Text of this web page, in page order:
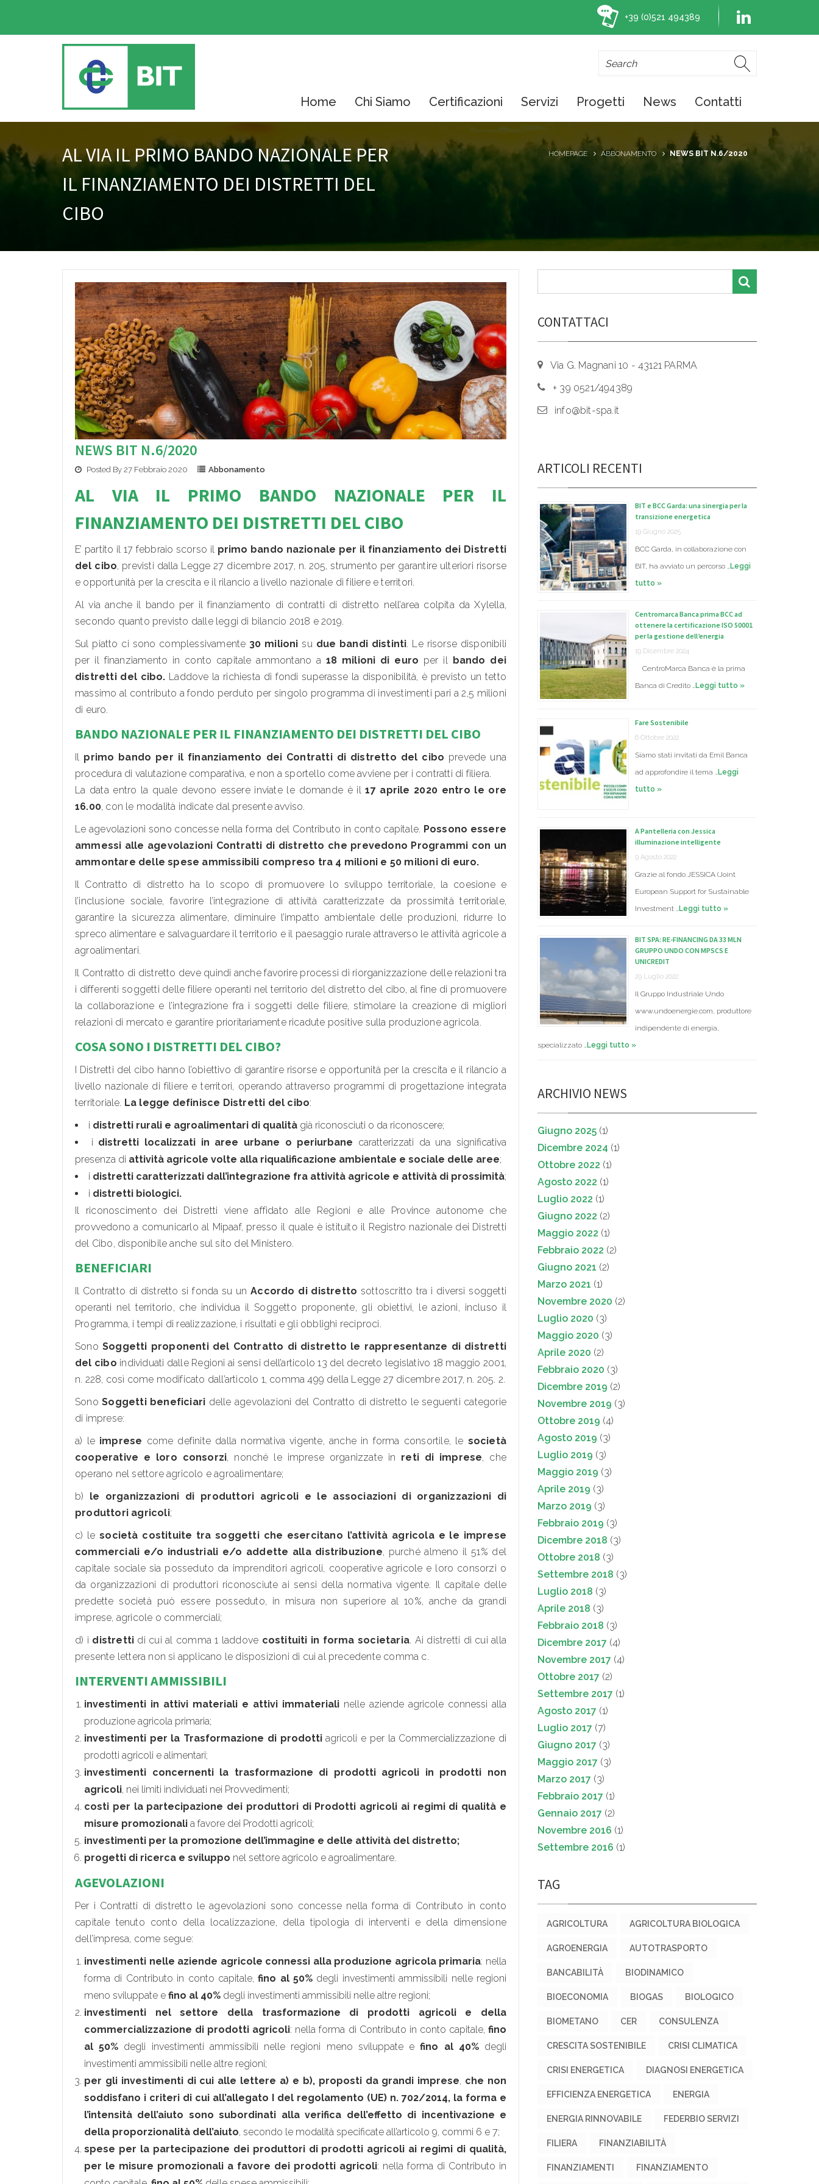
+39 (0)521 494389
Home Chi Siamo Certificazioni Servizi Progetti News Contatti
AL VIA IL PRIMO BANDO NAZIONALE PER
IL FINANZIAMENTO DEI DISTRETTI DEL
CIBO
HOMEPAGE ABBONAMENTO NEWS BIT N.6/2020
NEWS BIT N.6/2020
Posted By 27 Febbraio 2020 Abbonamento
AL VIA IL PRIMO BANDO NAZIONALE PER IL
FINANZIAMENTO DEI DISTRETTI DEL CIBO
E’ partito il 17 febbraio scorso il primo bando nazionale per il finanziamento dei Distretti
del cibo, previsti dalla Legge 27 dicembre 2017, n. 205, strumento per garantire ulteriori risorse
e opportunità per la crescita e il rilancio a livello nazionale di filiere e territori.
Al via anche il bando per il finanziamento di contratti di distretto nell’area colpita da Xylella,
secondo quanto previsto dalle leggi di bilancio 2018 e 2019.
Sul piatto ci sono complessivamente 30 milionisu due bandi distinti. Le risorse disponibili
per il finanziamento in conto capitale ammontano a 18 milioni di euro per il bando dei
distretti del cibo. Laddove la richiesta di fondi superasse la disponibilità, è previsto un tetto
massimo al contributo a fondo perduto per singolo programma di investimenti pari a 2,5 milioni
di euro.
BANDO NAZIONALE PER IL FINANZIAMENTO DEI DISTRETTI DEL CIBO
Il primo bando per il finanziamento dei Contratti di distretto del cibo prevede una
procedura di valutazione comparativa, e non a sportello come avviene per i contratti di filiera.
La data entro la quale devono essere inviate le domande è il17 aprile 2020 entro le ore
16.00, con le modalità indicate dal presente avviso.
Le agevolazioni sono concesse nella forma del Contributo in conto capitale. Possono essere
ammessi alle agevolazioni Contratti di distretto che prevedono Programmi con un
ammontare delle spese ammissibili compreso tra 4 milioni e 50 milioni di euro.
Il Contratto di distretto ha lo scopo di promuovere lo sviluppo territoriale, la coesione e
l’inclusione sociale, favorire l’integrazione di attività caratterizzate da prossimità territoriale,
garantire la sicurezza alimentare, diminuire l’impatto ambientale delle produzioni, ridurre lo
spreco alimentare e salvaguardare il territorio e il paesaggio rurale attraverso le attività agricole a
agroalimentari.
Il Contratto di distretto deve quindi anche favorire processi di riorganizzazione delle relazioni tra
i differenti soggetti delle filiere operanti nel territorio del distretto del cibo, al fine di promuovere
la collaborazione e l’integrazione fra i soggetti delle filiere, stimolare la creazione di migliori
relazioni di mercato e garantire prioritariamente ricadute positive sulla produzione agricola.
COSA SONO I DISTRETTI DEL CIBO?
I Distretti del cibo hanno l’obiettivo di garantire risorse e opportunità per la crescita e il rilancio a
livello nazionale di filiere e territori, operando attraverso programmi di progettazione integrata
territoriale. La legge definisce Distretti del cibo:
i distretti rurali e agroalimentari di qualità già riconosciuti o da riconoscere;
i distretti localizzati in aree urbane o periurbane caratterizzati da una significativa
presenza di attività agricole volte alla riqualificazione ambientale e sociale delle aree;
i distretti caratterizzati dall’integrazione fra attività agricole e attività di prossimità;
i distretti biologici.
Il riconoscimento dei Distretti viene affidato alle Regioni e alle Province autonome che
provvedono a comunicarlo al Mipaaf, presso il quale è istituito il Registro nazionale dei Distretti
del Cibo, disponibile anche sul sito del Ministero.
BENEFICIARI
Il Contratto di distretto si fonda su unAccordo di distretto sottoscritto tra i diversi soggetti
operanti nel territorio, che individua il Soggetto proponente, gli obiettivi, le azioni, incluso il
Programma, i tempi di realizzazione, i risultati e gli obblighi reciproci.
Sono Soggetti proponenti del Contratto di distretto le rappresentanze di distretti
del cibo individuati dalle Regioni ai sensi dell’articolo 13 del decreto legislativo 18 maggio 2001,
n. 228, così come modificato dall’articolo 1, comma 499 della Legge 27 dicembre 2017, n. 205. 2.
SonoSoggetti beneficiari delle agevolazioni del Contratto di distretto le seguenti categorie
di imprese:
a) le imprese come definite dalla normativa vigente, anche in forma consortile, le società
cooperative e loro consorzi, nonché le imprese organizzate in reti di imprese, che
operano nel settore agricolo e agroalimentare;
b) le organizzazioni di produttori agricoli e le associazioni di organizzazioni di
produttori agricoli;
c) lesocietà costituite tra soggetti che esercitano l’attività agricola e le imprese
commerciali e/o industriali e/o addette alla distribuzione, purché almeno il 51% del
capitale sociale sia posseduto da imprenditori agricoli, cooperative agricole e loro consorzi o
da organizzazioni di produttori riconosciute ai sensi della normativa vigente. Il capitale delle
predette società può essere posseduto, in misura non superiore al 10%, anche da grandi
imprese, agricole o commerciali;
d) i distretti di cui al comma 1 laddove costituiti in forma societaria. Ai distretti di cui alla
presente lettera non si applicano le disposizioni di cui al precedente comma c.
INTERVENTI AMMISSIBILI
investimenti in attivi materiali e attivi immateriali nelle aziende agricole connessi alla
produzione agricola primaria;
investimenti per la Trasformazione di prodottiagricoli e per la Commercializzazione di
prodotti agricoli e alimentari;
investimenti concernenti la trasformazione di prodotti agricoli in prodotti non
agricoli, nei limiti individuati nei Provvedimenti;
costi per la partecipazione dei produttori di Prodotti agricoli ai regimi di qualità e
misure promozionali a favore dei Prodotti agricoli;
investimenti per la promozione dell’immagine e delle attività del distretto;
progetti di ricerca e sviluppo nel settore agricolo e agroalimentare.
AGEVOLAZIONI
Per i Contratti di distretto le agevolazioni sono concesse nella forma di Contributo in conto
capitale tenuto conto della localizzazione, della tipologia di interventi e della dimensione
dell’impresa, come segue:
investimenti nelle aziende agricole connessi alla produzione agricola primaria: nella
forma di Contributo in conto capitale,fino al 50% degli investimenti ammissibili nelle regioni
meno sviluppate e fino al 40% degli investimenti ammissibili nelle altre regioni;
investimenti nel settore della trasformazione di prodotti agricoli e della
commercializzazione di prodotti agricoli: nella forma di Contributo in conto capitale,fino
al 50% degli investimenti ammissibili nelle regioni meno sviluppate efino al 40%degli
investimenti ammissibili nelle altre regioni;
per gli investimenti di cui alle lettere a) e b), proposti da grandi imprese, che non
soddisfano i criteri di cui all’allegato I del regolamento (UE) n. 702/2014, la forma e
l’intensità dell’aiuto sono subordinati alla verifica dell’effetto di incentivazione e
della proporzionalità dell’aiuto, secondo le modalità specificate all’articolo 9, commi 6 e 7;
spese per la partecipazione dei produttori di prodotti agricoli ai regimi di qualità,
per le misure promozionali a favore dei prodotti agricoli: nella forma di Contributo in
CONTATTACI
Via G. Magnani 10 - 43121 PARMA
+ 39 0521/494389
info@bit-spa.it
ARTICOLI RECENTI
BIT e BCC Garda: una sinergia per la
transizione energetica
19 Giugno 2025
BCC Garda, in collaborazione con
BIT, ha avviato un percorso …Leggi
tutto »
Centromarca Banca prima BCC ad
ottenere la certificazione ISO 50001
per la gestione dell’energia
19 Dicembre 2024
CentroMarca Banca è la prima
Banca di Credito …Leggi tutto »
Fare Sostenibile
6 Ottobre 2022
Siamo stati invitati da Emil Banca
ad approfondire il tema …Leggi
tutto »
A Pantelleria con Jessica
illuminazione intelligente
9 Agosto 2022
Grazie al fondo JESSICA (Joint
European Support for Sustainable
Investment …Leggi tutto »
BIT SPA: RE-FINANCING DA 33 MLN
GRUPPO UNDO CON MPSCS E
UNICREDIT
29 Luglio 2022
Il Gruppo Industriale Undo
www.undoenergie.com, produttore
indipendente di energia,
specializzato …Leggi tutto »
ARCHIVIO NEWS
Giugno 2025 (1)
Dicembre 2024 (1)
Ottobre 2022 (1)
Agosto 2022 (1)
Luglio 2022 (1)
Giugno 2022 (2)
Maggio 2022 (1)
Febbraio 2022 (2)
Giugno 2021 (2)
Marzo 2021 (1)
Novembre 2020 (2)
Luglio 2020 (3)
Maggio 2020 (3)
Aprile 2020 (2)
Febbraio 2020 (3)
Dicembre 2019 (2)
Novembre 2019 (3)
Ottobre 2019 (4)
Agosto 2019 (3)
Luglio 2019 (3)
Maggio 2019 (3)
Aprile 2019 (3)
Marzo 2019 (3)
Febbraio 2019 (3)
Dicembre 2018 (3)
Ottobre 2018 (3)
Settembre 2018 (3)
Luglio 2018 (3)
Aprile 2018 (3)
Febbraio 2018 (3)
Dicembre 2017 (4)
Novembre 2017 (4)
Ottobre 2017 (2)
Settembre 2017 (1)
Agosto 2017 (1)
Luglio 2017 (7)
Giugno 2017 (3)
Maggio 2017 (3)
Marzo 2017 (3)
Febbraio 2017 (1)
Gennaio 2017 (2)
Novembre 2016 (1)
Settembre 2016 (1)
TAG
AGRICOLTURA AGRICOLTURA BIOLOGICA
AGROENERGIA AUTOTRASPORTO
BANCABILITÀ BIODINAMICO
BIOECONOMIA BIOGAS BIOLOGICO
BIOMETANO CER CONSULENZA
CRESCITA SOSTENIBILE CRISI CLIMATICA
CRISI ENERGETICA DIAGNOSI ENERGETICA
EFFICIENZA ENERGETICA ENERGIA
ENERGIA RINNOVABILE FEDERBIO SERVIZI
FILIERA FINANZIABILITÀ
FINANZIAMENTI FINANZIAMENTO